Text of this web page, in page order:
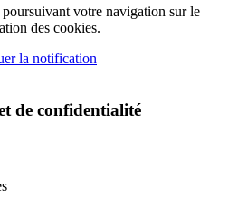
votre navigation sur le
des cookies.
la notification
de confidentialité